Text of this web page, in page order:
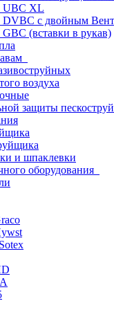
UBC XL
DVBC с двойным
(вставки в рукав)
воздуха
защиты
и шпаклевки
оборудования